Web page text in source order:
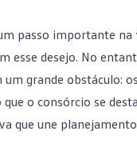
passo importante na
esse desejo. No
grande obstáculo:
o consórcio se
que une